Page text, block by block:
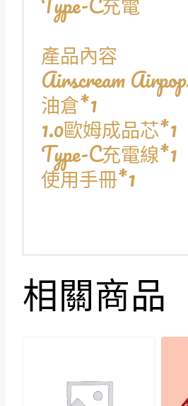
產品內容
Airscream
油倉*1
1.0歐姆成品芯*1
Type-C充電線*1
使用手冊*1
相關商品